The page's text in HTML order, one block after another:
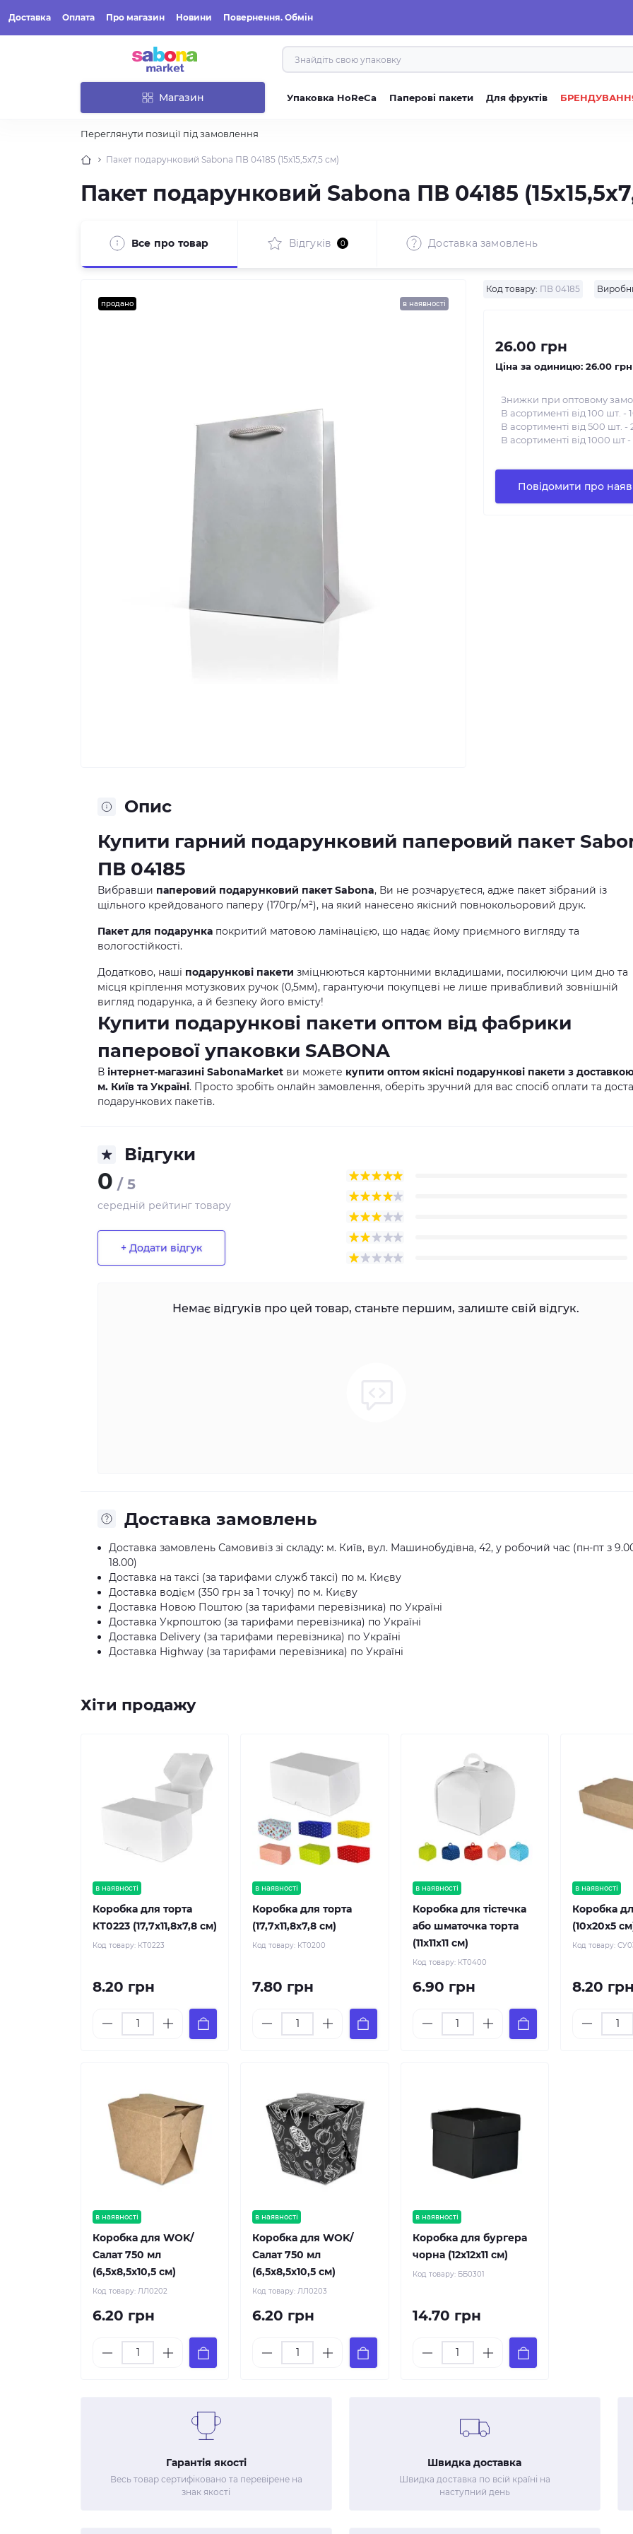
Доставка Оплата Про магазин Новини Повернення. Обмін
Магазин Упаковка HoReCa Паперові пакети Для фруктів
Переглянути позиції під замовлення
Пакет подарунковий Sabona ПВ 04185 (15x15,5x7,5 см)
Пакет подарунковий Sabona ПВ 04185
Все про товар Відгуків 0 Доставка замовлень
продано в наявності
Код товару: ПВ 04185
26.00 грн
Ціна за одиницю: 26.00 грн
Знижки при оптовому
В асортименті від 100 шт. -
В асортименті від 500 шт. -
В асортименті від 1000 шт -
Повідомити про
Опис
Купити гарний подарунковий паперовий пакет
ПВ 04185
Вибравши паперовий подарунковий пакет Sabona, Ви не розчаруєтеся, адже пакет зібраний із
щільного крейдованого паперу (170гр/м²), на який нанесено якісний повнокольоровий друк.
Пакет для подарунка покритий матовою ламінацією, що надає йому приємного вигляду та
вологостійкості.
Додатково, наші подарункові пакети зміцнюються картонними вкладишами, посилюючи цим дно та
місця кріплення мотузкових ручок (0,5мм), гарантуючи покупцеві не лише привабливий зовнішній
вигляд подарунка, а й безпеку його вмісту!
Купити подарункові пакети оптом від фабрики
паперової упаковки SABONA
В інтернет-магазині SabonaMarket ви можете купити оптом якісні подарункові пакети з
м. Київ та Україні. Просто зробіть онлайн замовлення, оберіть зручний для вас спосіб оплати та
подарункових пакетів.
Відгуки
0 / 5
середній рейтинг товару
+ Додати відгук
Немає відгуків про цей товар, станьте першим, залиште свій відгук.
Доставка замовлень
Доставка замовлень Самовивіз зі складу: м. Київ, вул. Машинобудівна, 42, у робочий час (пн-пт з
18.00)
Доставка на таксі (за тарифами служб таксі) по м. Києву
Доставка водієм (350 грн за 1 точку) по м. Києву
Доставка Новою Поштою (за тарифами перевізника) по Україні
Доставка Укрпоштою (за тарифами перевізника) по Україні
Доставка Delivery (за тарифами перевізника) по Україні
Доставка Highway (за тарифами перевізника) по Україні
Хіти продажу
в наявності
Коробка для торта
КТ0223 (17,7х11,8х7,8 см)
Код товару: КТ0223
8.20 грн
в наявності
Коробка для торта
(17,7х11,8х7,8 см)
Код товару: КТ0200
7.80 грн
в наявності
Коробка для тістечка
або шматочка торта
(11х11х11 см)
Код товару: КТ0400
6.90 грн
в наявності
Коробка
(10х20х5
Код товару:
8.20
в наявності
Коробка для WOK/
Салат 750 мл
(6,5х8,5х10,5 см)
Код товару: ЛЛ0202
6.20 грн
в наявності
Коробка для WOK/
Салат 750 мл
(6,5х8,5х10,5 см)
Код товару:ЛЛ0203
6.20 грн
в наявності
Коробка для бургера
чорна (12х12х11 см)
Код товару: ББ0301
14.70 грн
Гарантія якості
Весь товар сертифіковано та перевірене на
знак якості
Швидка доставка
Швидка доставка по всій країні на
наступний день